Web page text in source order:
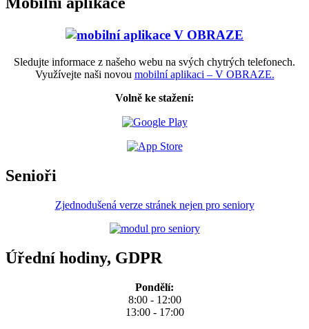
Sledujte informace z našeho webu na svých chytrých telefonech.
Využívejte naši novou mobilní aplikaci – V OBRAZE.
Volně ke stažení:
Senioři
Zjednodušená verze stránek nejen pro seniory
Úřední hodiny, GDPR
Pondělí:
8:00 - 12:00
13:00 - 17:00